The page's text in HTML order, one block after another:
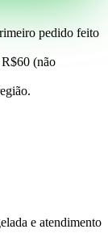
pedido feito
(não
e atendimento